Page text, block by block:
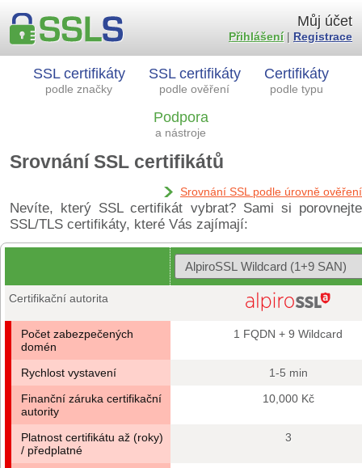
SSL certifikáty
podle značky
SSL certifikáty
podle ověření
Certifikáty
podle typu
Podpora
a nástroje
Můj účet
Přihlášení| Registrace
Srovnání SSL certifikátů
Srovnání SSL podle úrovně ověření
Nevíte, který SSL certifikát vybrat? Sami si porovnejte
SSL/TLS certifikáty, které Vás zajímají:
Certifikační autorita
Počet zabezpečených
domén
1 FQDN + 9 Wildcard
Rychlost vystavení
1-5 min
Finanční záruka certifikační
autority
10,000 Kč
Platnost certifikátu až (roky)
/ předplatné
3